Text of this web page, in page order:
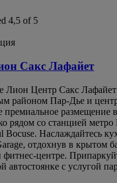
4,5 of 5
Сакс Лафайет
Лион Центр Сакс
районом Пар-Дье и
премиальное размещение
рядом со станцией метро
Bocuse. Наслаждайтесь
отдохнув в крытом
центре.
автостоянке с услугой